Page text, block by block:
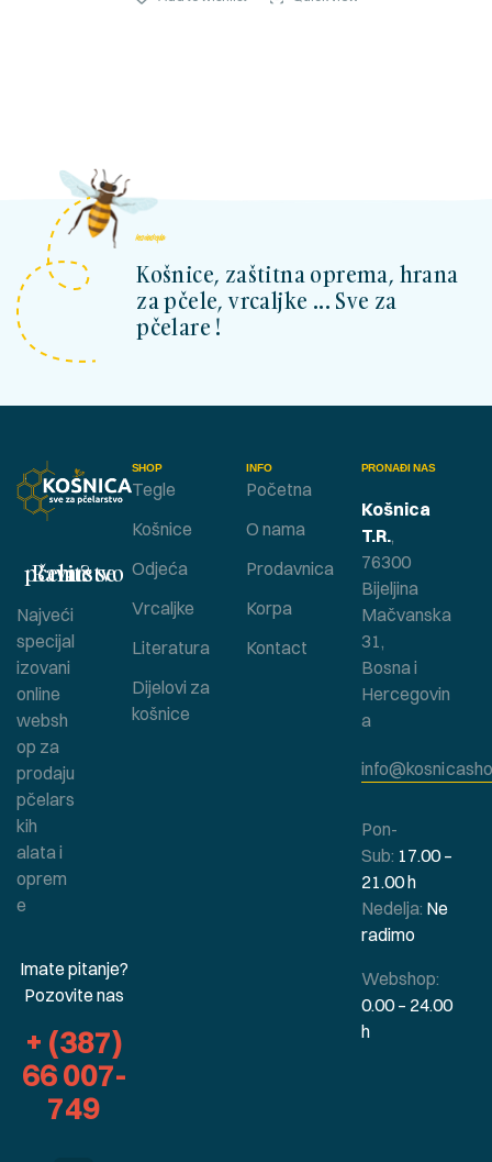
kosnicashop.ba
Košnice, zaštitna oprema, hrana
za pčele, vrcaljke ... Sve za
pčelare !
SHOP
Tegle
Košnice
Odjeća
Vrcaljke
Literatura
Dijelovi za
košnice
INFO
Početna
O nama
Prodavnica
Korpa
Kontact
Bavite se pčelarstvom ?
Najveći
specijal
izovani
online
websh
op za
prodaju
pčelars
kih
alata i
oprem
e
Imate pitanje?
Pozovite nas
+ (387)
66 007-
749
PRONAĐI NAS
Košnica
T.R.,
76300
Bijeljina
Mačvanska
31,
Bosna i
Hercegovin
a
Pon-
Sub: 17.00 –
21.00 h
Nedelja: Ne
radimo
Webshop:
0.00 – 24.00
h